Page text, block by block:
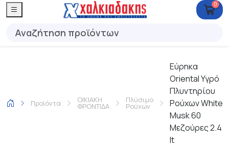
0
Προϊόντα ΟΙΚΙΑΚΗ
ΦΡΟΝΤΙΔΑ
Πλύσιμο
Ρούχων
Εύρηκα
Oriental Υγρό
Πλυντηρίου
Ρούχων White
Musk 60
Μεζούρες 2.4
lt